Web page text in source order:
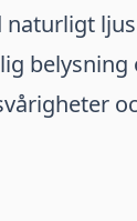
naturligt
belysning